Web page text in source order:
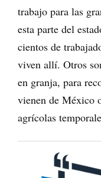
trabajo para las
esta parte del
cientos de
viven allí. Otros
en granja, para
vienen de México
agrícolas